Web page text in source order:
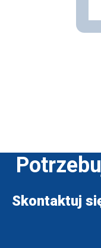
Skontaktuj